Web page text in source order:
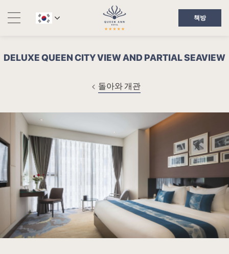
책방
DELUXE QUEEN CITY VIEW AND PARTIAL SEAVIEW
돌아와 개관